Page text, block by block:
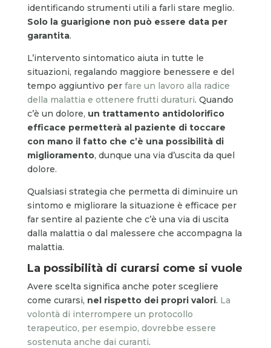
identificando strumenti utili a farli stare meglio.
Solo la guarigione non può essere data per
garantita.
L’intervento sintomatico aiuta in tutte le
situazioni, regalando maggiore benessere e del
tempo aggiuntivo per fare un lavoro alla radice
della malattia e ottenere frutti duraturi. Quando
c’è un dolore, un trattamento antidolorifico
efficace permetterà al paziente di toccare
con mano il fatto che c’è una possibilità di
miglioramento, dunque una via d’uscita da quel
dolore.
Qualsiasi strategia che permetta di diminuire un
sintomo e migliorare la situazione è efficace per
far sentire al paziente che c’è una via di uscita
dalla malattia o dal malessere che accompagna la
malattia.
La possibilità di curarsi come si vuole
Avere scelta significa anche poter scegliere
come curarsi, nel rispetto dei propri valori. La
volontà di interrompere un protocollo
terapeutico, per esempio, dovrebbe essere
sostenuta anche dai curanti.